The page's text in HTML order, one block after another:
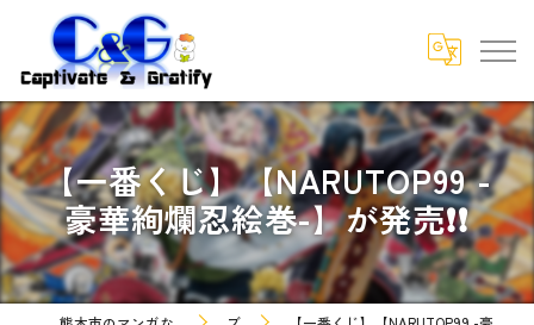
【一番くじ】【NARUTOP99 -
豪華絢爛忍絵巻-】が発売❗❗